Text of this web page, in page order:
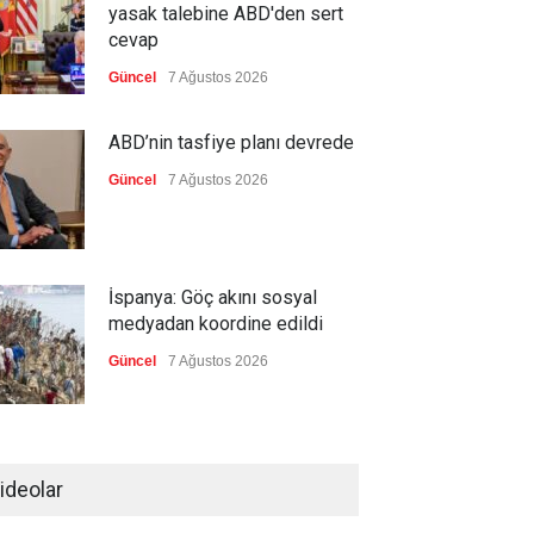
yasak talebine ABD'den sert
cevap
Güncel 7 Ağustos 2026
ABD’nin tasfiye planı devrede
Güncel 7 Ağustos 2026
İspanya: Göç akını sosyal
medyadan koordine edildi
Güncel 7 Ağustos 2026